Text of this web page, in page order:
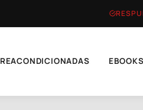
REACONDICIONADAS EBOOKS